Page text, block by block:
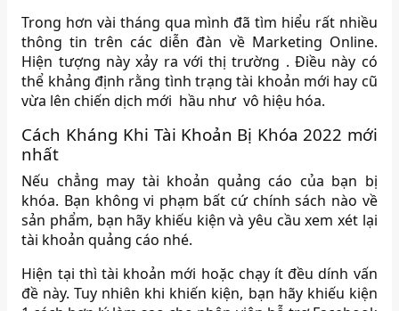
Trong hơn vài tháng qua mình đã tìm hiểu rất nhiều
thông tin trên các diễn đàn về Marketing Online.
Hiện tượng này xảy ra với thị trường . Điều này có
thể khảng định rằng tình trạng tài khoản mới hay cũ
vừa lên chiến dịch mới hầu như vô hiệu hóa.
Cách Kháng Khi Tài Khoản Bị Khóa 2022 mới
nhất
Nếu chẳng may tài khoản quảng cáo của bạn bị
khóa. Bạn không vi phạm bất cứ chính sách nào về
sản phẩm, bạn hãy khiếu kiện và yêu cầu xem xét lại
tài khoản quảng cáo nhé.
Hiện tại thì tài khoản mới hoặc chạy ít đều dính vấn
đề này. Tuy nhiên khi khiến kiện, bạn hãy khiếu kiện